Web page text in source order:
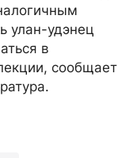
улан-удэнец
в
сообщает